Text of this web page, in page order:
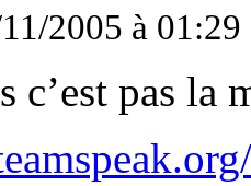
2005 à 01:29
c’est pas la